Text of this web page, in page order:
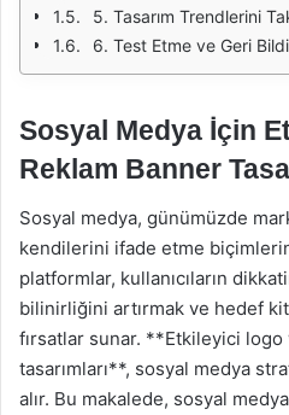
5. Tasarım Trendlerini
6. Test Etme ve Geri
Sosyal Medya İçin
Reklam Banner
Sosyal medya, günümüzde
kendilerini ifade etme
platformlar, kullanıcıların
bilinirliğini artırmak ve hedef
fırsatlar sunar. **Etkileyici
tasarımları**, sosyal medya
alır. Bu makalede, sosyal